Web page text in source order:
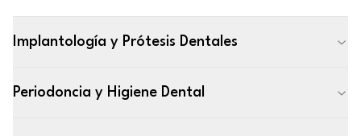
Implantología y Prótesis Dentales
Periodoncia y Higiene Dental